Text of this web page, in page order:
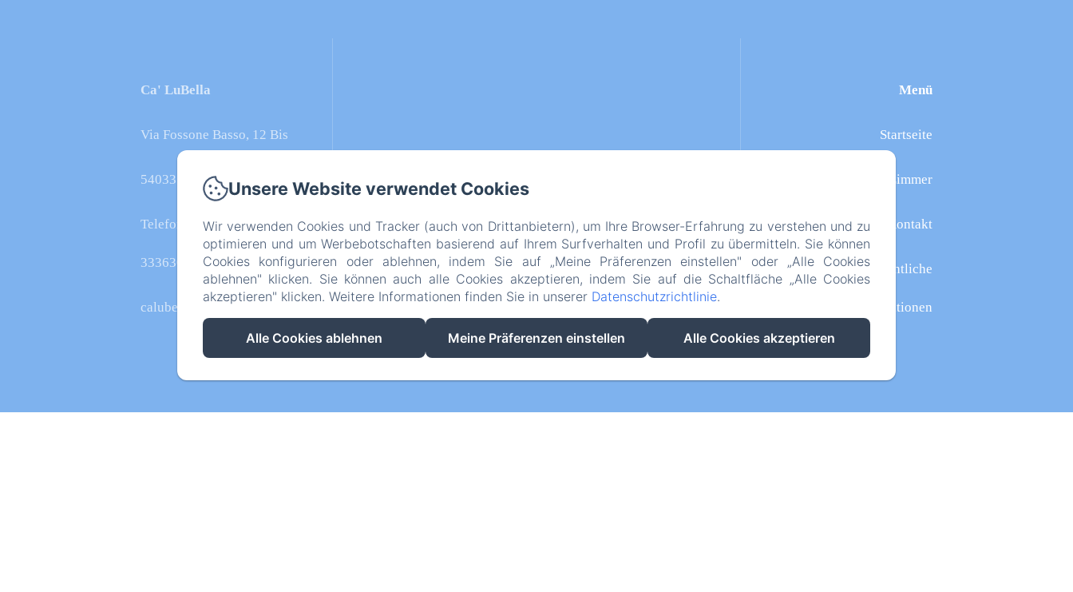
Ca' LuBella
Via Fossone Basso, 12 Bis
54033 - Carrara
Telefonnummer: +39
3336308895
calubellafossone@gmail.com
EN IT DE
Menü
Startseite
Zimmer
Kontakt
Rechtliche
Informationen
Unsere Website verwendet Cookies
Wir verwenden Cookies und Tracker (auch von Drittanbietern), um Ihre Browser-Erfahrung zu verstehen und zu
optimieren und um Werbebotschaften basierend auf Ihrem Surfverhalten und Profil zu übermitteln. Sie können
Cookies konfigurieren oder ablehnen, indem Sie auf „Meine Präferenzen einstellen" oder „Alle Cookies
ablehnen" klicken. Sie können auch alle Cookies akzeptieren, indem Sie auf die Schaltfläche „Alle Cookies
akzeptieren" klicken. Weitere Informationen finden Sie in unserer Datenschutzrichtlinie.
Alle Cookies ablehnen Meine Präferenzen einstellen Alle Cookies akzeptieren